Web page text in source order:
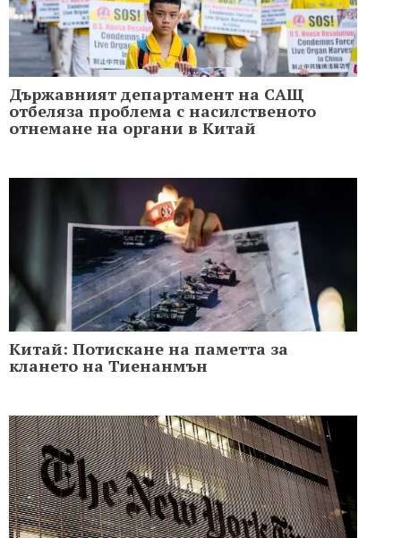
Държавният департамент на САЩ
отбеляза проблема с насилственото
отнемане на органи в Китай
Китай: Потискане на паметта за
клането на Тиенанмън